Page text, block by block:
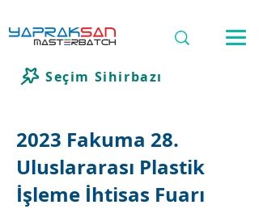
Seçim Sihirbazı
2023 Fakuma 28.
Uluslararası Plastik
İşleme İhtisas Fuarı